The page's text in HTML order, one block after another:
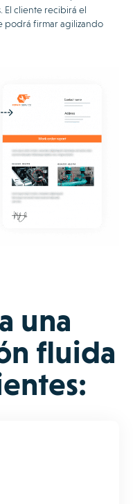
El cliente recibirá el
podrá firmar agilizando
una
fluida